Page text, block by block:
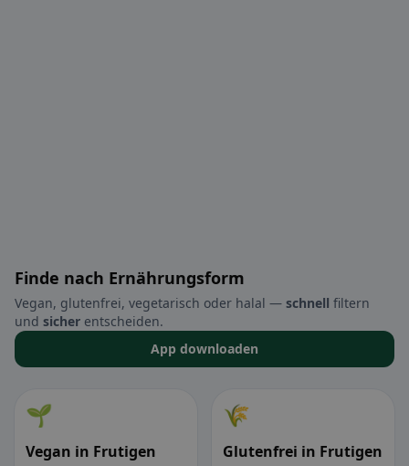
Finde nach Ernährungsform
Vegan, glutenfrei, vegetarisch oder halal — schnell filtern
und sicher entscheiden.
App downloaden
🌱
Vegan in Frutigen
🌾
Glutenfrei in Frutigen